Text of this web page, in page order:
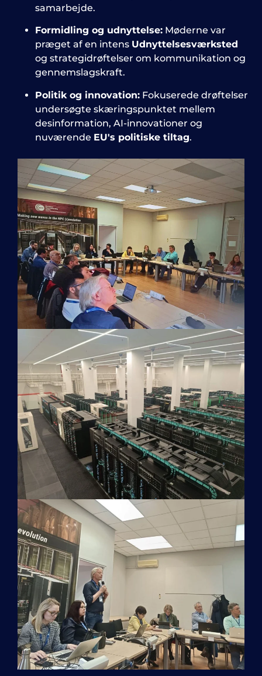
samarbejde.
Formidling og udnyttelse: Møderne var
præget af en intens Udnyttelsesværksted
og strategidrøftelser om kommunikation og
gennemslagskraft.
Politik og innovation: Fokuserede drøftelser
undersøgte skæringspunktet mellem
desinformation, AI-innovationer og
nuværende EU's politiske tiltag.